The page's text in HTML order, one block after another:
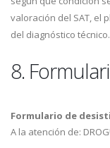
valoración del SAT, el
del diagnóstico técnico.
8.
Formulario de
A la atención de: